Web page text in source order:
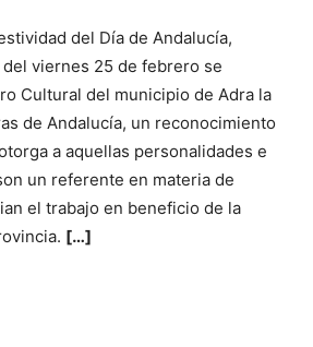
del Día de Andalucía,
viernes 25 de febrero se
Cultural del municipio de Adra la
de Andalucía, un reconocimiento
a aquellas personalidades e
un referente en materia de
el trabajo en beneficio de la
[…]